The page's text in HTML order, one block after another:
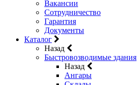
Вакансии
Сотрудничество
Гарантия
Документы
Каталог
Назад
Быстровозводимые здания
Назад
Ангары